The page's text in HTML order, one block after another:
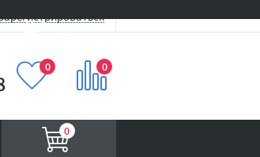
0 0
0
Вход на сайт